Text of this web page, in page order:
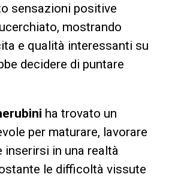
sensazioni positive
mostrando
e qualità interessanti su
decidere di puntare
ha trovato un
per maturare, lavorare
inserirsi in una realtà
le difficoltà vissute